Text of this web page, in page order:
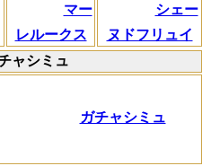
マー
レルークス
シェー
ヌドフリュイ
ャシミュ
ガチャシミュ